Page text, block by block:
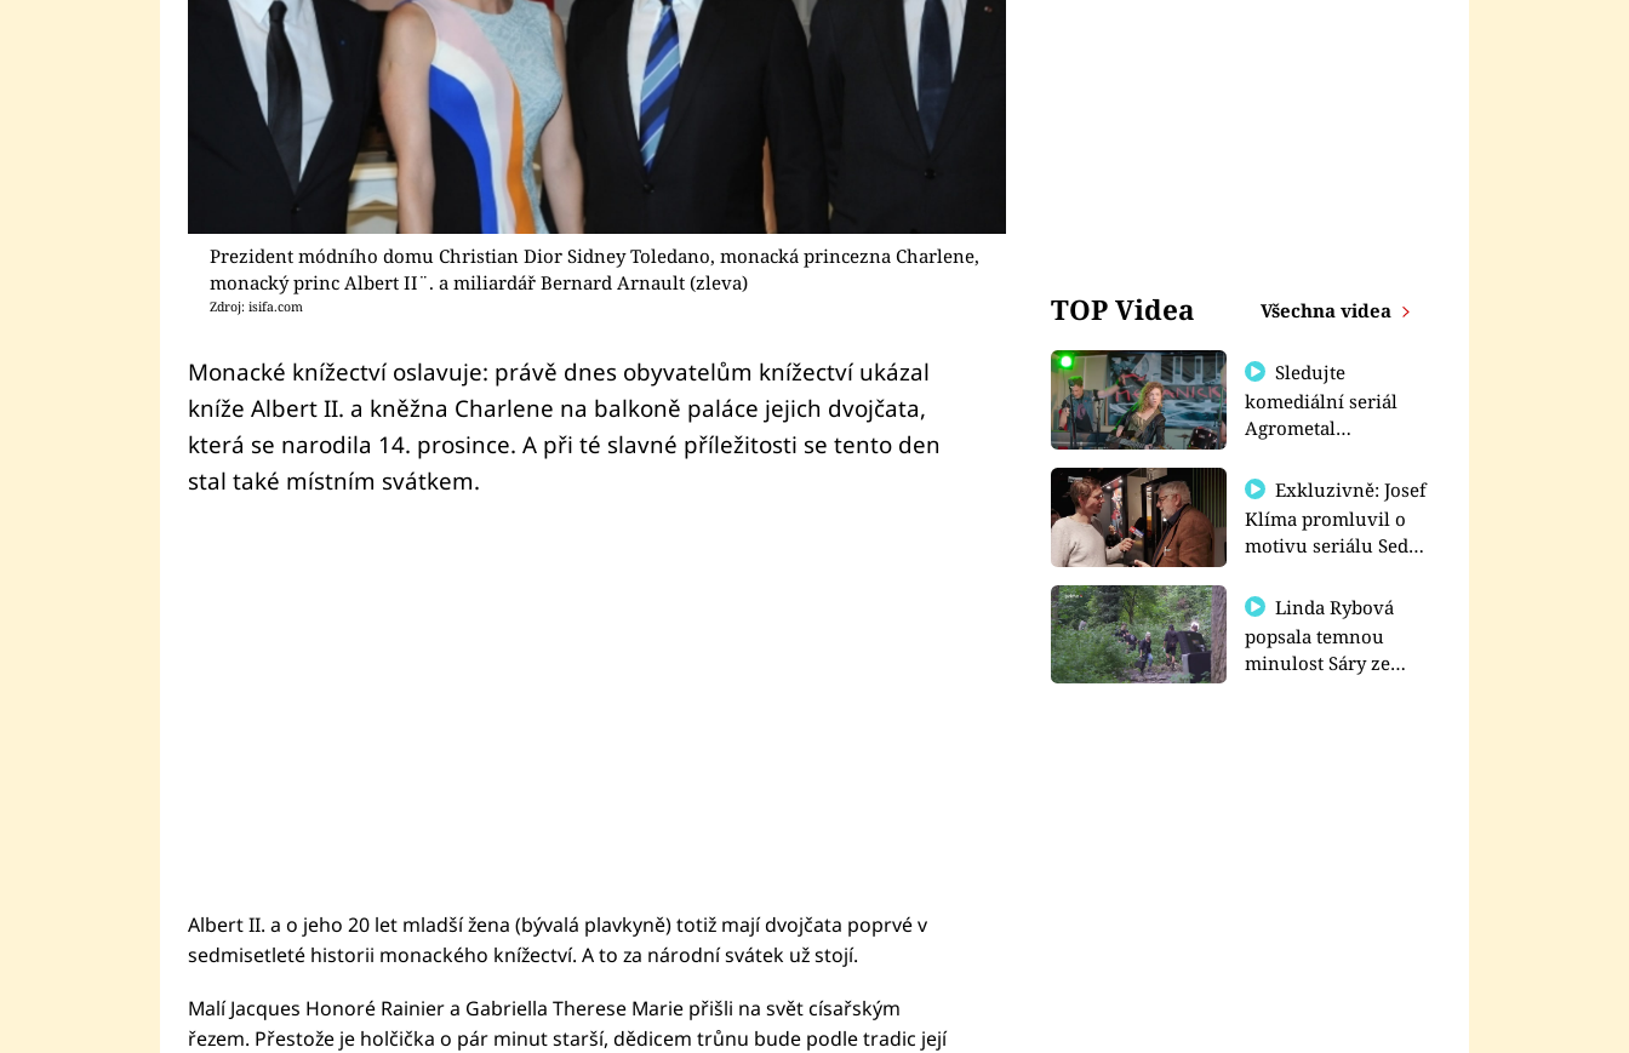
Prezident módního domu Christian Dior Sidney Toledano, monacká princezna Charlene,
monacký princ Albert II¨. a miliardář Bernard Arnault (zleva)
Zdroj: isifa.com
Monacké knížectví oslavuje: právě dnes obyvatelům knížectví ukázal
kníže Albert II. a kněžna Charlene na balkoně paláce jejich dvojčata,
která se narodila 14. prosince. A při té slavné příležitosti se tento den
stal také místním svátkem.
Albert II. a o jeho 20 let mladší žena (bývalá plavkyně) totiž mají dvojčata poprvé v
sedmisetleté historii monackého knížectví. A to za národní svátek už stojí.
Malí Jacques Honoré Rainier a Gabriella Therese Marie přišli na svět císařským
řezem. Přestože je holčička o pár minut starší, dědicem trůnu bude podle tradic její
TOP Videa Všechna videa
Sledujte
komediální seriál
Agrometal
prima+
Exkluzivně: Josef
Klíma promluvil o
motivu seriálu Sedm
Linda Rybová
popsala temnou
minulost Sáry ze